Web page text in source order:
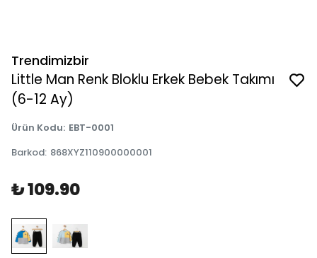
Trendimizbir
Little Man Renk Bloklu Erkek Bebek Takımı
(6-12 Ay)
Ürün Kodu: EBT-0001
Barkod: 868XYZ110900000001
₺ 109.90